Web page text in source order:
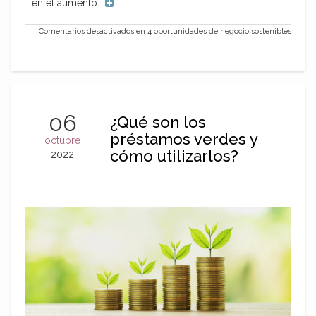
en el aumento…
Comentarios desactivados en 4 oportunidades de negocio sostenibles
06
octubre
2022
¿Qué son los
préstamos verdes y
cómo utilizarlos?